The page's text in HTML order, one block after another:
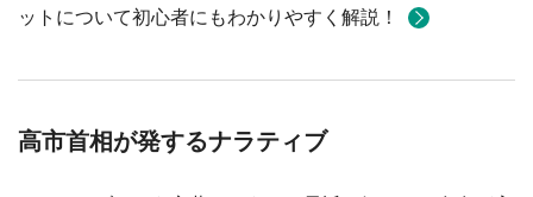
ットについて初心者にもわかりやすく解説！
高市首相が発するナラティブ